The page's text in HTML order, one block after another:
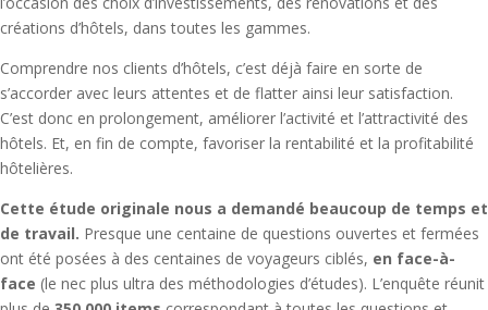
créations d’hôtels, dans toutes les gammes.
Comprendre nos clients d’hôtels, c’est déjà faire en sorte de
s’accorder avec leurs attentes et de flatter ainsi leur satisfaction.
C’est donc en prolongement, améliorer l’activité et l’attractivité des
hôtels. Et, en fin de compte, favoriser la rentabilité et la profitabilité
hôtelières.
Cette étude originale nous a demandé beaucoup de temps et
de travail. Presque une centaine de questions ouvertes et fermées
ont été posées à des centaines de voyageurs ciblés, en face-à-
face (le nec plus ultra des méthodologies d’études). L’enquête réunit